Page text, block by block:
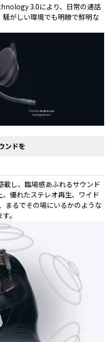
3.0により、日常の通話
がしい環境でも明瞭で鮮明な
ンドを
し、臨場感あふれるサウンド
優れたステレオ再生、ワイド
まるでその場にいるかのような
。